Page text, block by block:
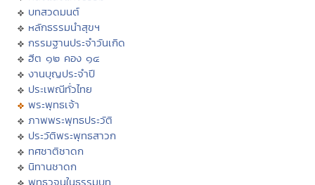
บทสวดมนต์
หลักธรรมนำสุขฯ
กรรมฐานประจำวันเกิด
ฮีต ๑๒ คอง ๑๔
งานบุญประจำปี
ประเพณีทั่วไทย
พระพุทธเจ้า
ภาพพระพุทธประวัติ
ประวัติพระพุทธสาวก
ทศชาติชาดก
นิทานชาดก
พุทธวจนในธรรมบท